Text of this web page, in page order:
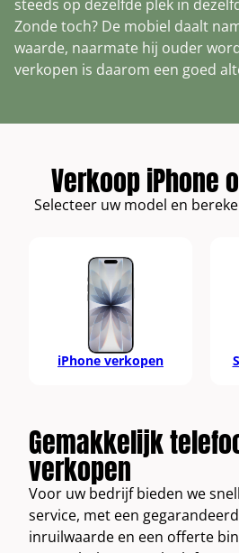
Toon alle
Nothing Phone (2a)
Nothing Phone (2)
Toon alle
Fairphone 4
Xbox Draadloze
Xbox Wireless
steeds op dezelfde plek in
Zonde toch? De mobiel daalt
waarde, naarmate hij ouder
verkopen is daarom een goed
Verkoop iPhone
Selecteer uw model en
iPhone verkopen
Gemakkelijk
verkopen
Voor uw bedrijf bieden we
service, met een
inruilwaarde en een offerte